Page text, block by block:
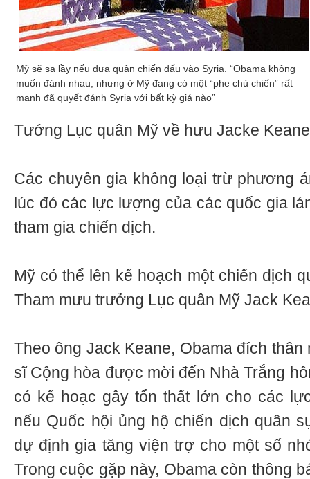
Mỹ sẽ sa lầy nếu đưa quân chiến đấu vào Syria. “Obama không
muốn đánh nhau, nhưng ở Mỹ đang có một “phe chủ chiến” rất
mạnh đã quyết đánh Syria với bất kỳ giá nào”
Tướng Lục quân Mỹ về hưu Jacke
Các chuyên gia không loại trừ phương
lúc đó các lực lượng của các quốc gia
tham gia chiến dịch.
Mỹ có thể lên kế hoạch một chiến dịch
Tham mưu trưởng Lục quân Mỹ Jack
Theo ông Jack Keane, Obama đích
sĩ Cộng hòa được mời đến Nhà Trắng
có kế hoạc gây tổn thất lớn cho các
nếu Quốc hội ủng hộ chiến dịch quân
dự định gia tăng viện trợ cho một số
Trong cuộc gặp này, Obama còn thông